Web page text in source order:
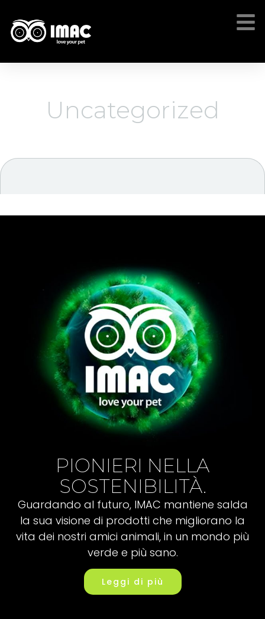
Uncategorized
PIONIERI NELLA
SOSTENIBILITÀ.
Guardando al futuro, IMAC mantiene salda
la sua visione di prodotti che migliorano la
vita dei nostri amici animali, in un mondo più
verde e più sano.
Leggi di più